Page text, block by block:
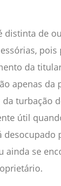
distinta de
pois
da
apenas da
turbação
útil
desocupado
ainda se